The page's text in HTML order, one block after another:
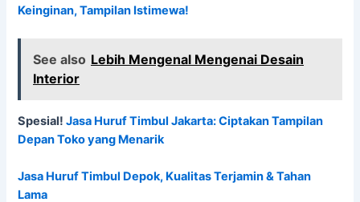
Keinginan, Tampilan Istimewa!
See also Lebih Mengenal Mengenai Desain
Interior
Spesial!Jasa Huruf Timbul Jakarta: Ciptakan Tampilan
Depan Toko yang Menarik
Jasa Huruf Timbul Depok, Kualitas Terjamin & Tahan
Lama